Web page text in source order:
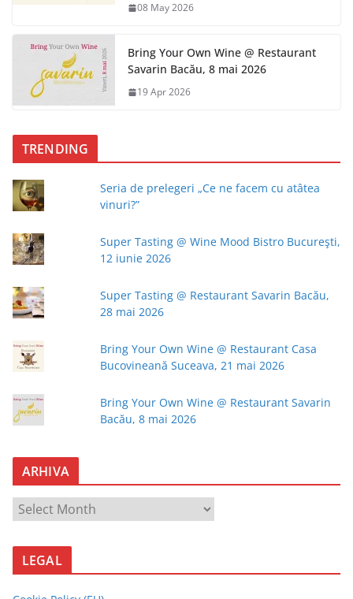
08 May 2026
Bring Your Own Wine @ Restaurant
Savarin Bacău, 8 mai 2026
19 Apr 2026
TRENDING
Seria de prelegeri „Ce ne facem cu atâtea
vinuri?”
Super Tasting @ Wine Mood Bistro Bucureşti,
12 iunie 2026
Super Tasting @ Restaurant Savarin Bacău,
28 mai 2026
Bring Your Own Wine @ Restaurant Casa
Bucovineană Suceava, 21 mai 2026
Bring Your Own Wine @ Restaurant Savarin
Bacău, 8 mai 2026
ARHIVA
H
LEGAL